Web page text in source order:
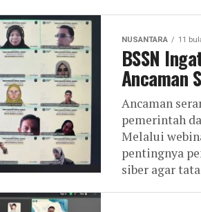
NUSANTARA 11
BSSN
Ancaman
Ancaman
pemerintah
Melalui
pentingnya
siber agar